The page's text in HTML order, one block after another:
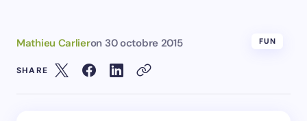
Mathieu Carlieron 30 octobre 2015 FUN
SHARE